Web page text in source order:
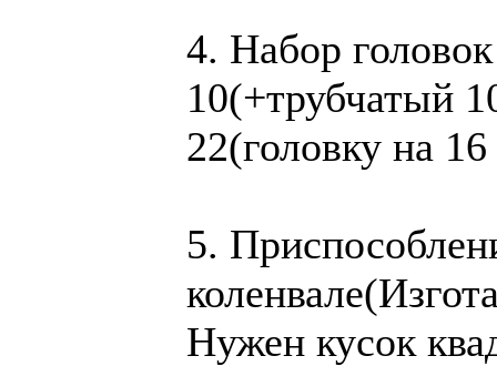
4. Набор
10(+трубчатый
22(головку на
5.
Нужен кусок